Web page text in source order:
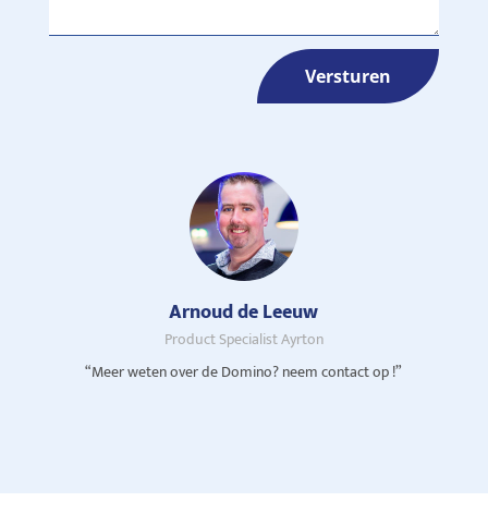
Versturen
Arnoud de Leeuw
Product Specialist Ayrton
“Meer weten over de Domino? neem contact op !”